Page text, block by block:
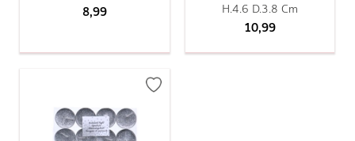
8,99
H.4.6 D.3.8 Cm
10,99